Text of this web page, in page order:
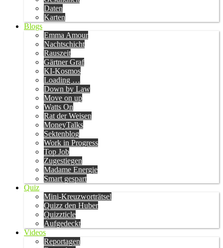
Daten
Karten
Blogs
Emma Amour
Nachtschicht
Rauszeit
Gärtner Graf
KI-Kosmos
Loading …
Down by Law
Move on up
Watts On
Rat der Weisen
MoneyTalks
Sektenblog
Work in Progress
Top Job
Zugestiegen
Madame Energie
Smart gespart
Quiz
Mini-Kreuzworträtsel
Quizz den Huber
Quizzticle
Aufgedeckt
Videos
Reportagen